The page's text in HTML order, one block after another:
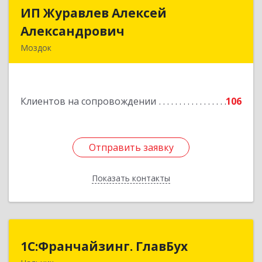
ИП Журавлев Алексей
Александрович
Моздок
Клиентов на сопровождении 106
Отправить заявку
Показать контакты
ИП Журавлев Алексей
Подробнее
Отправить заявку
Назад
1С:Франчайзинг. ГлавБух
1С:Франчайзинг. ГлавБух